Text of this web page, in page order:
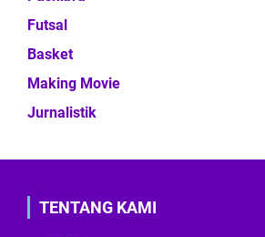
Futsal
Basket
Making Movie
Jurnalistik
TENTANG KAMI